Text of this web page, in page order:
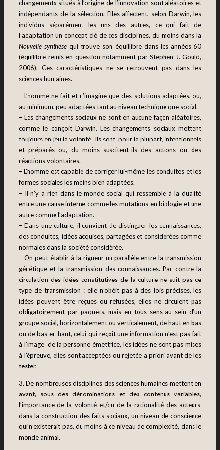
changements situés à l’origine de l’innovation sont aléatoires et
indépendants de la sélection. Elles affectent, selon Darwin, les
individus séparément les uns des autres, ce qui fait de
l’adaptation un concept clé de ces disciplines, du moins dans la
Nouvelle synthèse qui trouve son équillibre dans les années 60
(équilibre remis en question notamment par Stephen J. Gould,
2006). Ces caractéristiques ne se retrouvent pas dans les
sciences humaines.
– L’homme ne fait et n’imagine que des solutions adaptées, ou,
au minimum, peu adaptées tant au niveau technique que social.
– Les changements sociaux ne sont en aucune façon aléatoires,
comme le conçoit Darwin. Les changements sociaux mettent
toujours en jeu la volonté. Ils sont, pour la plupart, intentionnels
et préparés ou, du moins suscitent-ils des actions ou des
réactions volontaires.
– L’homme est capable de corriger lui-même les conduites et les
formes sociales les moins bien adaptées.
– Il n’y a rien dans le monde social qui ressemble à la dualité
entre une cause interne comme les mutations en biologie et une
autre comme l’adaptation.
– Dans une culture, il convient de distinguer les connaissances,
des conduites, idées acquises, partagées et considérées comme
normales dans la société considérée.
– On peut établir à la rigueur un parallèle entre la transmission
génétique et la transmission des connaissances. Par contre la
circulation des idées constitutives de la culture ne suit pas ce
type de transmission : elle n’obéit pas à des lois précises, les
idées peuvent être reçues ou refusées, elles ne circulent pas
obligatoirement par paquets, mais en tous sens au sein d’un
groupe social, horizontalement ou verticalement, de haut en bas
ou de bas en haut, celui qui reçoit une information n’est pas fait
à l’image de la personne émettrice, les idées ne sont pas mises
à l’épreuve, elles sont acceptées ou rejetée a priori avant de les
tester.
3. De nombreuses disciplines des sciences humaines mettent en
avant, sous des dénominations et des contenus variables,
l’importance de la volonté et/ou de la rationalité des acteurs
dans la construction des faits sociaux, un niveau de conscience
qui n’existerait pas, du moins à ce niveau de complexité, dans le
monde animal.